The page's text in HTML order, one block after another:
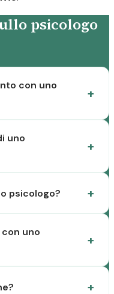
psicologo
con uno
uno
psicologo?
uno